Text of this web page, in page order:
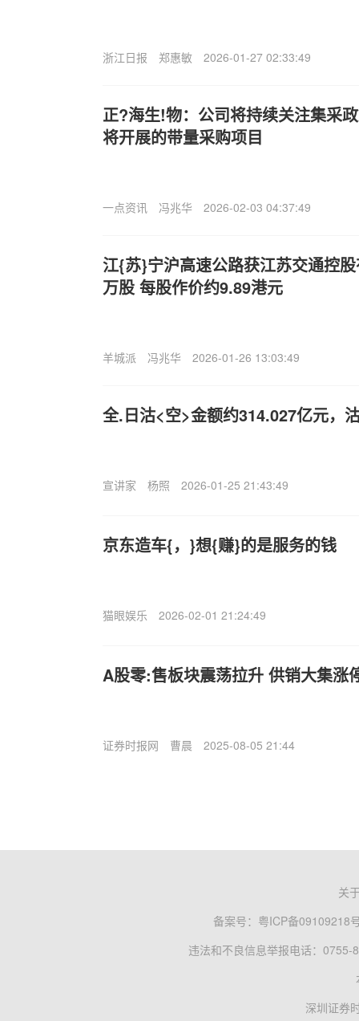
浙江日报 郑惠敏 2026-01-27 02:33:49
正?海生!物：公司将持续关注集采
将开展的带量采购项目
一点资讯 冯兆华 2026-02-03 04:37:49
江{苏}宁沪高速公路获江苏交通控
万股 每股作价约9.89港元
羊城派 冯兆华 2026-01-26 13:03:49
全.日沽<空>金额约314.027亿元，
宣讲家 杨照 2026-01-25 21:43:49
京东造车{，}想{赚}的是服务的钱
猫眼娱乐 2026-02-01 21:24:49
A股零:售板块震荡拉升 供销大集涨
证券时报网 曹晨 2025-08-05 21:44
关
备案号： 粤ICP备09109218
违法和不良信息举报电话：0755-
深圳证券